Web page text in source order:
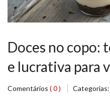
Doces no copo:
e lucrativa para
eventos e festas
Comentários ( 0 ) Categorias: